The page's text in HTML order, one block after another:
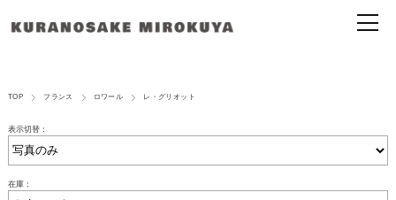
TOP フランス ロワール レ・グリオット
表示切替：
在庫：